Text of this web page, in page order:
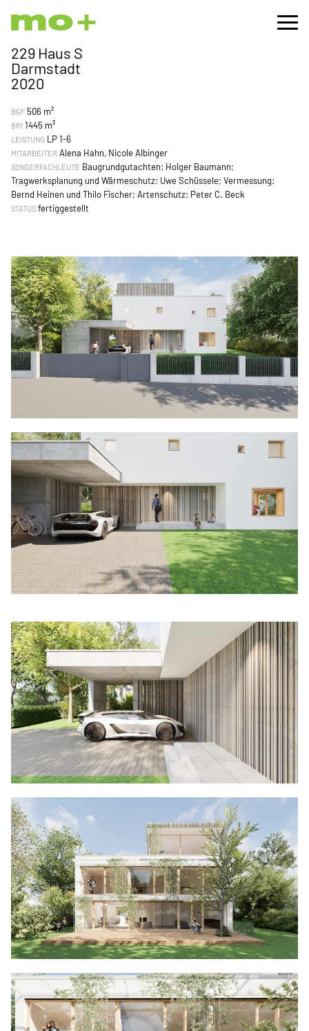
229 Haus S
Darmstadt
2020
BGF 506 m²
BRI 1445 m³
LEISTUNG LP 1-6
MITARBEITER Alena Hahn, Nicole Albinger
SONDERFACHLEUTE Baugrundgutachten: Holger Baumann;
Tragwerksplanung und Wärmeschutz: Uwe Schüssele; Vermessung:
Bernd Heinen und Thilo Fischer; Artenschutz: Peter C. Beck
STATUS fertiggestellt